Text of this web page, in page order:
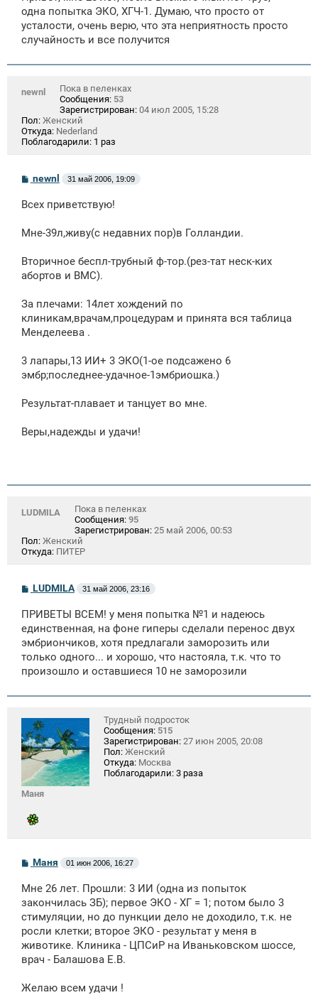
щ
е
н
и
е
одна попытка ЭКО, ХГЧ-1. Думаю, что просто от
усталости, очень верю, что эта неприятность просто
случайность и все получится
newnl
Пока в пеленках
Сообщения: 53
Зарегистрирован: 04 июл 2005, 15:28
Пол: Женский
Откуда: Nederland
Поблагодарили: 1 раз
С
о
б
н
newnl 31 май 2006, 19:09
Всех приветствую!
Мне-39л,живу(с недавних пор)в Голландии.
Вторичное беспл-трубный ф-тор.(рез-тат неск-ких
абортов и ВМС).
За плечами: 14лет хождений по
клиникам,врачам,процедурам и принята вся таблица
Менделеева .
3 лапары,13 ИИ+ 3 ЭКО(1-ое подсажено 6
эмбр;последнее-удачное-1эмбриошка.)
Результат-плавает и танцует во мне.
Веры,надежды и удачи!
LUDMILA
Пока в пеленках
Сообщения: 95
Зарегистрирован: 25 май 2006, 00:53
Пол: Женский
Откуда: ПИТЕР
С
о
б
щ
е
н
и
LUDMILA 31 май 2006, 23:16
ПРИВЕТЫ ВСЕМ! у меня попытка №1 и надеюсь
единственная, на фоне гиперы сделали перенос двух
эмбриончиков, хотя предлагали заморозить или
только одного... и хорошо, что настояла, т.к. что то
произошло и оставшиеся 10 не заморозили
Маня
Трудный подросток
Сообщения: 515
Зарегистрирован: 27 июн 2005, 20:08
Пол: Женский
Откуда: Москва
Поблагодарили: 3 раза
С
о
б
щ
н
и
Маня 01 июн 2006, 16:27
Мне 26 лет. Прошли: 3 ИИ (одна из попыток
закончилась ЗБ); первое ЭКО - ХГ = 1; потом было 3
стимуляции, но до пункции дело не доходило, т.к. не
росли клетки; второе ЭКО - результат у меня в
животике. Клиника - ЦПСиР на Иваньковском шоссе,
врач - Балашова Е.В.
Желаю всем удачи !